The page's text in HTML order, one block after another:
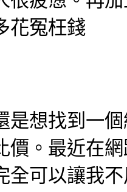
花冤枉錢
是想找到一
價。最近在
全可以讓我